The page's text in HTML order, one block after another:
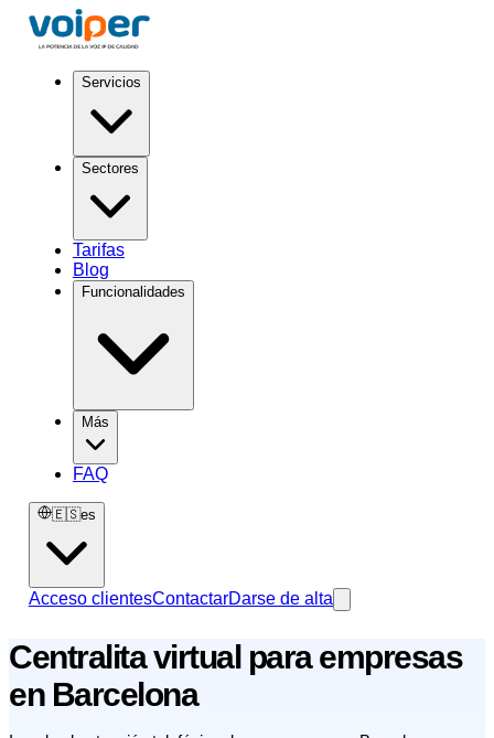
Servicios
Sectores
Tarifas
Blog
Funcionalidades
Más
FAQ
🇪🇸es
Acceso clientesContactarDarse de alta
Centralita virtual para empresas
en Barcelona